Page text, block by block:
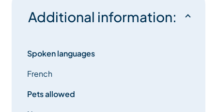
Additional information:
Spoken languages
French
Pets allowed